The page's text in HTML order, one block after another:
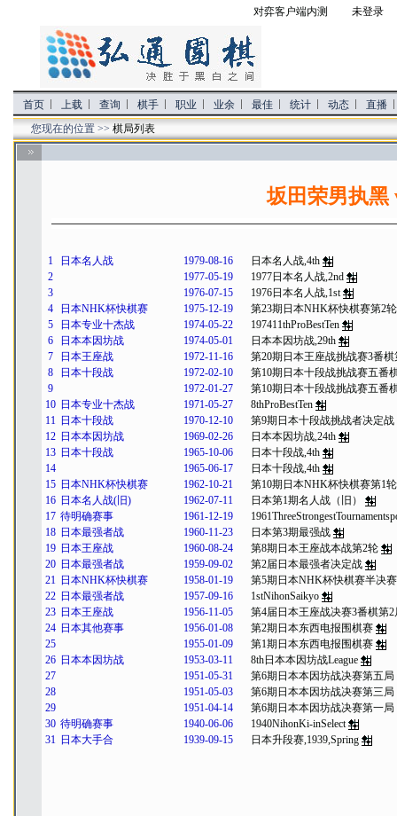
对弈客户端内测 未登录
首页 上载 查询 棋手 职业 业余 最佳 统计 动态
直播
您现在的位置 >> 棋局列表
坂田荣男执黑
1 日本名人战 1979-08-16
日本名人战,4th
2
1977-05-19
1977日本名人战,2nd
3
1976-07-15
1976日本名人战,1st
4
日本NHK杯快棋赛 1975-12-19
第23期日本NHK杯快棋赛第2轮
5
日本专业十杰战 1974-05-22
197411thProBestTen
6
日本本因坊战 1974-05-01
日本本因坊战,29th
7
日本王座战 1972-11-16
第20期日本王座战挑战赛3番棋
8
日本十段战 1972-02-10
第10期日本十段战挑战赛五番
9
1972-01-27
第10期日本十段战挑战赛五番
10 日本专业十杰战 1971-05-27
8thProBestTen
11 日本十段战 1970-12-10
第9期日本十段战挑战者决定战
12 日本本因坊战 1969-02-26
日本本因坊战,24th
13 日本十段战 1965-10-06
日本十段战,4th
14
1965-06-17
日本十段战,4th
15 日本NHK杯快棋赛 1962-10-21
第10期日本NHK杯快棋赛第1轮
16 日本名人战(旧) 1962-07-11
日本第1期名人战（旧）
17 待明确赛事 1961-12-19
18 日本最强者战 1960-11-23
日本第3期最强战
19 日本王座战 1960-08-24
第8期日本王座战本战第2轮
20 日本最强者战 1959-09-02
第2届日本最强者决定战
21 日本NHK杯快棋赛 1958-01-19
第5期日本NHK杯快棋赛半决赛
22 日本最强者战 1957-09-16
1stNihonSaikyo
23 日本王座战 1956-11-05
第4届日本王座战决赛3番棋第2
24 日本其他赛事 1956-01-08
第2期日本东西电报围棋赛
25
1955-01-09
第1期日本东西电报围棋赛
26 日本本因坊战 1953-03-11
8th日本本因坊战League
27
1951-05-31
第6期日本本因坊战决赛第五局
28
1951-05-03
第6期日本本因坊战决赛第三局
29
1951-04-14
第6期日本本因坊战决赛第一局
30 待明确赛事 1940-06-06
1940NihonKi-inSelect
31 日本大手合 1939-09-15 日本升段赛,1939,Spring